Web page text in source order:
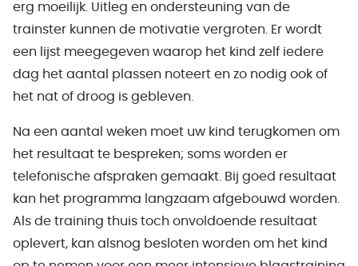
erg moeilijk. Uitleg en ondersteuning van de
trainster kunnen de motivatie vergroten. Er wordt
een lijst meegegeven waarop het kind zelf iedere
dag het aantal plassen noteert en zo nodig ook of
het nat of droog is gebleven.
Na een aantal weken moet uw kind terugkomen om
het resultaat te bespreken; soms worden er
telefonische afspraken gemaakt. Bij goed resultaat
kan het programma langzaam afgebouwd worden.
Als de training thuis toch onvoldoende resultaat
oplevert, kan alsnog besloten worden om het kind